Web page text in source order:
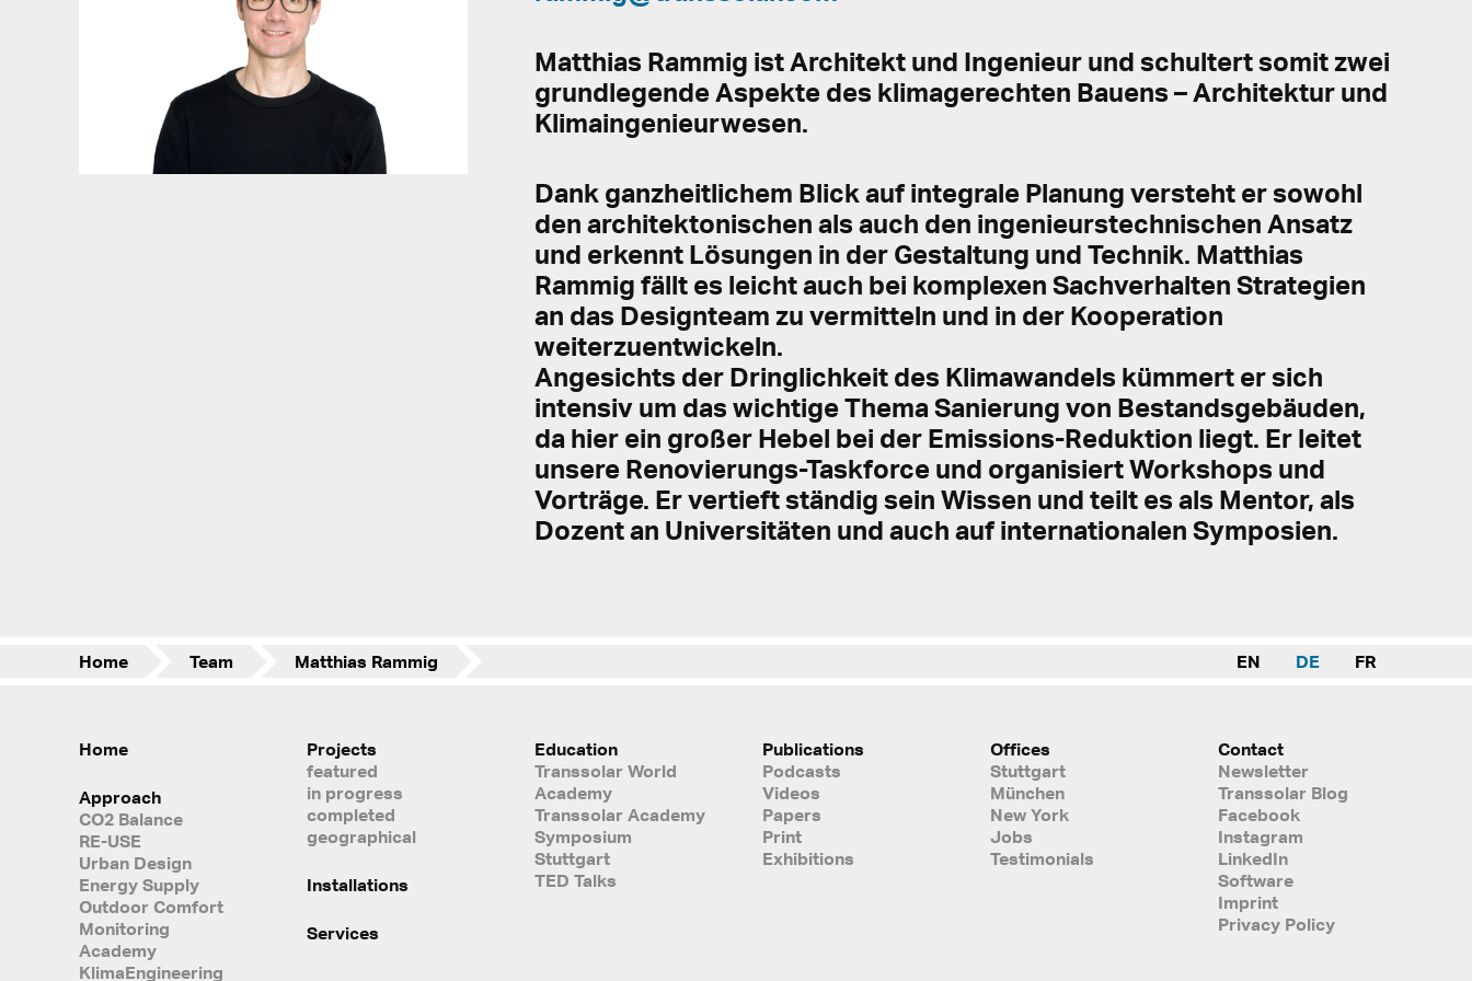
Matthias Rammig ist Architekt und Ingenieur und schultert somit zwei
grundlegende Aspekte des klimagerechten Bauens – Architektur und
Klimaingenieurwesen.
Dank ganzheitlichem Blick auf integrale Planung versteht er sowohl
den architektonischen als auch den ingenieurstechnischen Ansatz
und erkennt Lösungen in der Gestaltung und Technik. Matthias
Rammig fällt es leicht auch bei komplexen Sachverhalten Strategien
an das Designteam zu vermitteln und in der Kooperation
weiterzuentwickeln.
Angesichts der Dringlichkeit des Klimawandels kümmert er sich
intensiv um das wichtige Thema Sanierung von Bestandsgebäuden,
da hier ein großer Hebel bei der Emissions-Reduktion liegt. Er leitet
unsere Renovierungs-Taskforce und organisiert Workshops und
Vorträge. Er vertieft ständig sein Wissen und teilt es als Mentor, als
Dozent an Universitäten und auch auf internationalen Symposien.
Home Team Matthias Rammig EN DE FR
Home
Approach
CO2 Balance
RE-USE
Urban Design
Energy Supply
Outdoor Comfort
Monitoring
Academy
KlimaEngineering
Projects
featured
in progress
completed
geographical
Installations
Services
Education
Transsolar World
Academy
Transsolar Academy
Symposium
Stuttgart
TED Talks
Publications
Podcasts
Videos
Papers
Print
Exhibitions
Offices
Stuttgart
München
New York
Jobs
Testimonials
Contact
Newsletter
Transsolar Blog
Facebook
Instagram
LinkedIn
Software
Imprint
Privacy Policy